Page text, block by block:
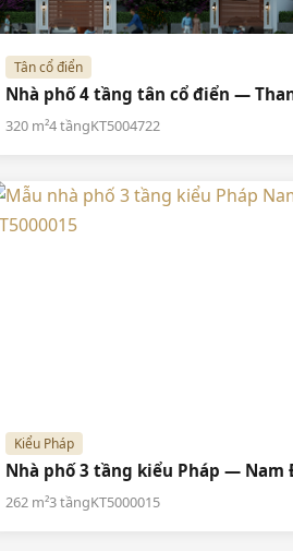
Tân cổ điển
Nhà phố 4 tầng tân cổ điển —
320 m²4 tầngKT5004722
Kiểu Pháp
Nhà phố 3 tầng kiểu Pháp — Nam
262 m²3 tầngKT5000015